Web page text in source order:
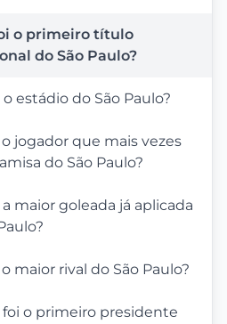
o primeiro título
do São Paulo?
o estádio do São Paulo?
jogador que mais vezes
do São Paulo?
maior goleada já aplicada
maior rival do São Paulo?
o primeiro presidente